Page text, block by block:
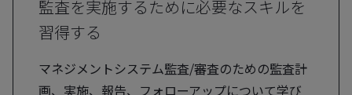
監査を実施するために必要なスキルを
習得する
マネジメントシステム監査/審査のための監査計
画、実施、報告、フォローアップについて学び